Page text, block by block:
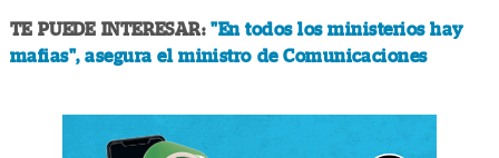
TE PUEDE INTERESAR:"En todos los ministerios hay
mafias", asegura el ministro de Comunicaciones